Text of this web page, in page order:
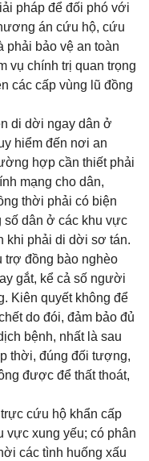
pháp để đối phó với
án cứu hộ, cứu
phải bảo vệ an toàn
vụ chính trị quan trọng
các cấp vùng lũ đồng
di dời ngay dân ở
hiểm đến nơi an
hợp cần thiết phải
mạng cho dân,
thời phải có biện
số dân ở các khu vực
khi phải di dời sơ tán.
trợ đồng bào nghèo
gắt, kể cả số người
Kiên quyết không để
do đói, đảm bảo đủ
bệnh, nhất là sau
thời, đúng đối tượng,
được để thất thoát,
cứu hộ khẩn cấp
vực xung yếu; có phân
các tình huống xấu